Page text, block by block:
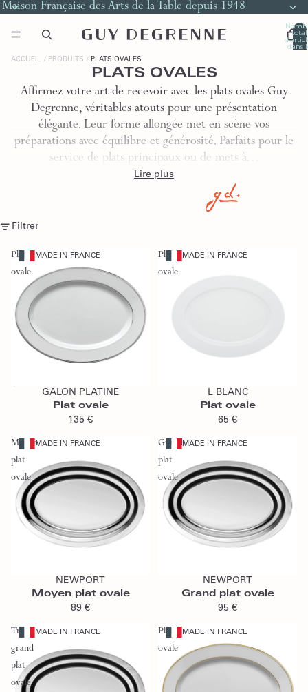
Maison Française des Arts de la Table depuis 1948
total
dans
ACCUEIL PRODUITS PLATS OVALES
PLATS OVALES
Affirmez votre art de recevoir avec les plats ovales Guy
Degrenne, véritables atouts pour une présentation
élégante. Leur forme allongée met en scène vos
préparations avec équilibre et générosité. Parfaits pour le
service de plats principaux ou de mets à…
Lire plus
Filtrer
Plat
ovale
MADE IN FRANCE
GALON PLATINE
Plat ovale
135 €
Plat
ovale
MADE IN FRANCE
L BLANC
Plat ovale
65 €
Moyen
plat
ovale
MADE IN FRANCE
NEWPORT
Moyen plat ovale
89 €
Grand
plat
ovale
MADE IN FRANCE
NEWPORT
Grand plat ovale
95 €
Très
grand
plat
ovale
MADE IN FRANCE
Plat
ovale
MADE IN FRANCE